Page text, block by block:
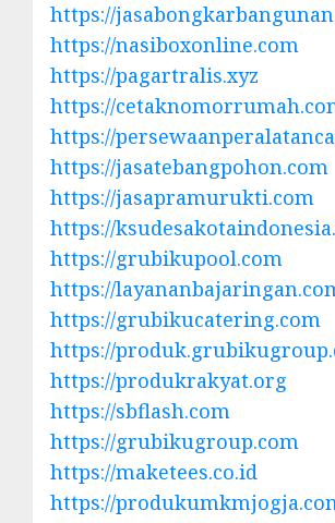
https://
https://nasiboxonline.com
https://pagartralis.xyz
https://
https://
https://jasatebangpohon.com
https://jasapramurukti.com
https://
https://grubikupool.com
https://
https://grubikucatering.com
https://
https://produkrakyat.org
https://sbflash.com
https://grubikugroup.com
https://maketees.co.id
https://